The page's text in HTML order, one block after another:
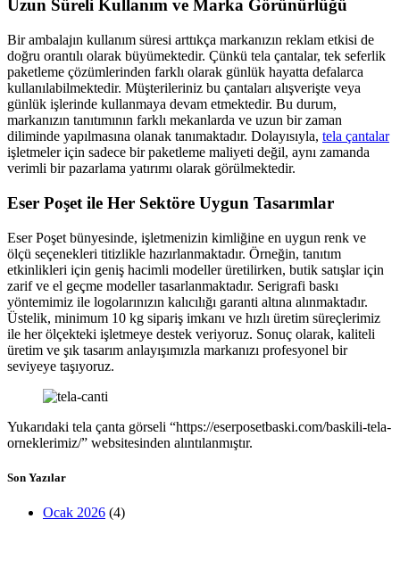
Uzun Süreli Kullanım ve Marka Görünürlüğü
Bir ambalajın kullanım süresi arttıkça markanızın reklam etkisi de
doğru orantılı olarak büyümektedir. Çünkü tela çantalar, tek seferlik
paketleme çözümlerinden farklı olarak günlük hayatta defalarca
kullanılabilmektedir. Müşterileriniz bu çantaları alışverişte veya
günlük işlerinde kullanmaya devam etmektedir. Bu durum,
markanızın tanıtımının farklı mekanlarda ve uzun bir zaman
diliminde yapılmasına olanak tanımaktadır. Dolayısıyla, tela çantalar
işletmeler için sadece bir paketleme maliyeti değil, aynı zamanda
verimli bir pazarlama yatırımı olarak görülmektedir.
Eser Poşet ile Her Sektöre Uygun Tasarımlar
Eser Poşet bünyesinde, işletmenizin kimliğine en uygun renk ve
ölçü seçenekleri titizlikle hazırlanmaktadır. Örneğin, tanıtım
etkinlikleri için geniş hacimli modeller üretilirken, butik satışlar için
zarif ve el geçme modeller tasarlanmaktadır. Serigrafi baskı
yöntemimiz ile logolarınızın kalıcılığı garanti altına alınmaktadır.
Üstelik, minimum 10 kg sipariş imkanı ve hızlı üretim süreçlerimiz
ile her ölçekteki işletmeye destek veriyoruz. Sonuç olarak, kaliteli
üretim ve şık tasarım anlayışımızla markanızı profesyonel bir
seviyeye taşıyoruz.
Yukarıdaki tela çanta görseli “https://eserposetbaski.com/baskili-tela-
orneklerimiz/” websitesinden alıntılanmıştır.
Son Yazılar
Ocak 2026 (4)